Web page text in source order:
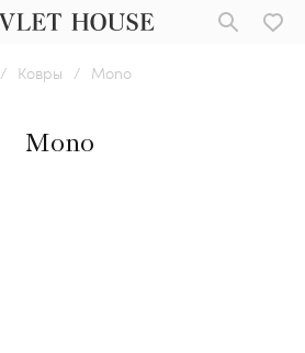
/ Ковры / Mono
Mono